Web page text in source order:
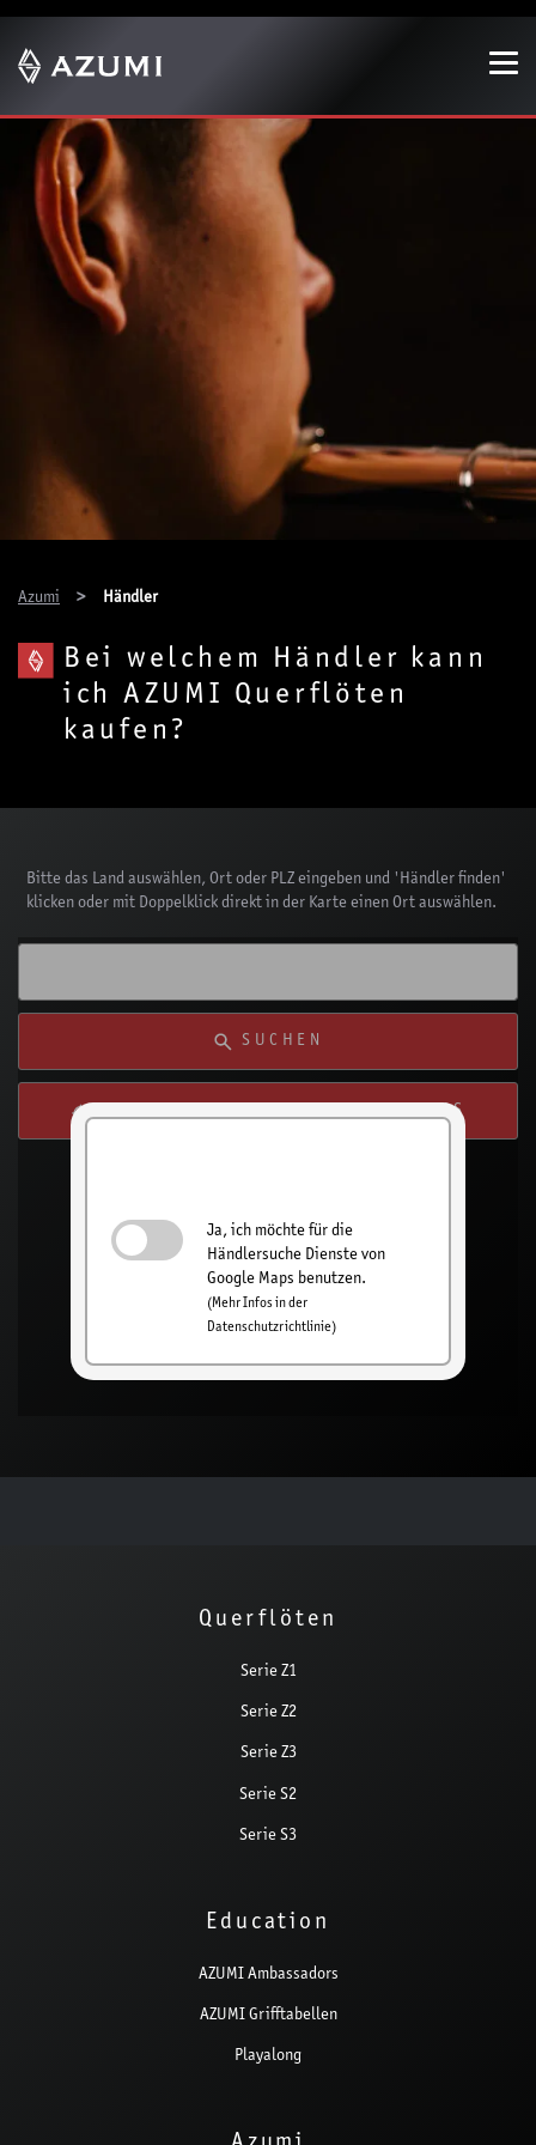
Diese Meldung nicht mehr anzeigen
Azumi
Händler
Bei welchem Händler kann
ich AZUMI Querflöten
kaufen?
Bitte das Land auswählen, Ort oder PLZ eingeben und 'Händler finden'
klicken oder mit Doppelklick direkt in der Karte einen Ort auswählen.
Ja, ich möchte für die
Händlersuche Dienste von
Google Maps benutzen.
(Mehr Infos in der
Datenschutzrichtlinie)
SUCHEN
SUCHE VON MEINEM STANDORT AUS
Querflöten
Serie Z1
Serie Z2
Serie Z3
Serie S2
Serie S3
Education
AZUMI Ambassadors
AZUMI Grifftabellen
Playalong